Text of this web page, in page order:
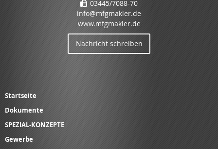
03445/7088-70
info@mfgmakler.de
www.mfgmakler.de
Nachricht schreiben
Startseite
Dokumente
SPEZIAL-KONZEPTE
Gewerbe